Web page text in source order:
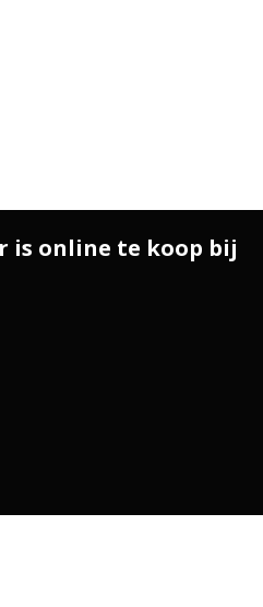
is online te koop bij